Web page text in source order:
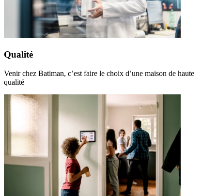
Qualité
Venir chez Batiman, c’est faire le choix d’une maison de haute
qualité